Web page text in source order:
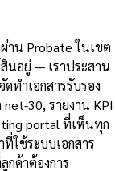
าน Probate ในเขต
นอยู่ — เราประสาน
ทำเอกสารรับรอง
30, รายงาน KPI
portal ที่เห็นทุก
ใช้ระบบเอกสาร
กค้าต้องการ